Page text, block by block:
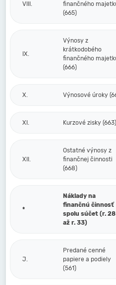
VIII.
finančného
(665)
IX.
Výnosy z
krátkodobého
finančného
(666)
X. Výnosové úroky
XI. Kurzové zisky (663)
XII.
Ostatné výnosy z
finančnej činnosti
(668)
*
Náklady na
finančnú činnosť
spolu súčet (r. 28
až r. 33)
J.
Predané cenné
papiere a podiely
(561)